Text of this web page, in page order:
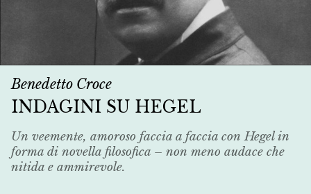
Benedetto Croce
INDAGINI SU HEGEL
Un veemente, amoroso faccia a faccia con Hegel in
forma di novella filosofica – non meno audace che
nitida e ammirevole.